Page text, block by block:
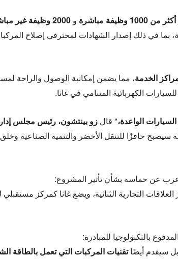
أكثر من 1000 وظيفة مباشرة و 2000 وظيفة غير مباشرة
بما في ذلك إصدار الشهادات لمحترفي إصلاح
الخدمة، مما يضمن إمكانية الوصول والراحة
الكهربائية المتنامي في غانا.
الواعدة،" قال زو بينتشون، رئيس مجلس
سيصبح حافزًا للتنقل الأخضر والتنمية الصناعية
عن حماسه بشأن تأثير المشروع:
التجارية الثنائية، ويضع غانا كمركز مستقبلي
بالتكنولوجيا للمبادرة:
بل سيقدم أيضًاتقنيات المركبات التي تعمل بالطاقة